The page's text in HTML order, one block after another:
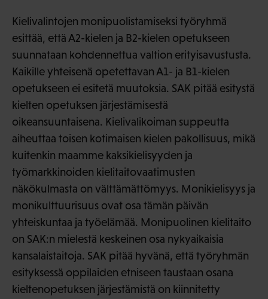
Kielivalintojen monipuolistamiseksi työryhmä
esittää, että A2-kielen ja B2-kielen opetukseen
suunnataan kohdennettua valtion erityisavustusta.
Kaikille yhteisenä opetettavan A1- ja B1-kielen
opetukseen ei esitetä muutoksia. SAK pitää esitystä
kielten opetuksen järjestämisestä
oikeansuuntaisena. Kielivalikoiman suppeutta
aiheuttaa toisen kotimaisen kielen pakollisuus, mikä
kuitenkin maamme kaksikielisyyden ja
työmarkkinoiden kielitaitovaatimusten
näkökulmasta on välttämättömyys. Monikielisyys ja
monikulttuurisuus ovat osa tämän päivän
yhteiskuntaa ja työelämää. Monipuolinen kielitaito
on SAK:n mielestä keskeinen osa nykyaikaisia
kansalaistaitoja. SAK pitää hyvänä, että työryhmän
esityksessä oppilaiden etniseen taustaan osana
kieltenopetuksen järjestämistä on kiinnitetty